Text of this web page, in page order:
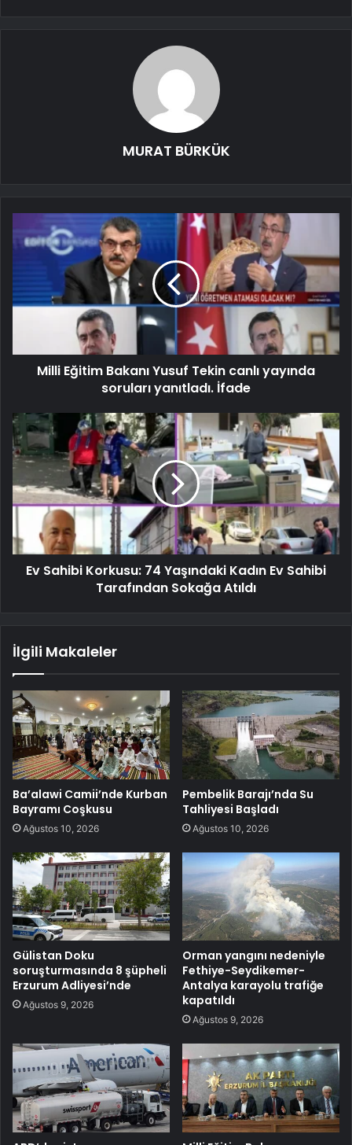
MURAT BÜRKÜK
Milli Eğitim Bakanı Yusuf Tekin canlı yayında
soruları yanıtladı. İfade
Ev Sahibi Korkusu: 74 Yaşındaki Kadın Ev Sahibi
Tarafından Sokağa Atıldı
İlgili Makaleler
Ba’alawi Camii’nde Kurban
Bayramı Coşkusu
Ağustos 10, 2026
Pembelik Barajı’nda Su
Tahliyesi Başladı
Ağustos 10, 2026
Gülistan Doku
soruşturmasında 8 şüpheli
Erzurum Adliyesi’nde
Ağustos 9, 2026
Orman yangını nedeniyle
Fethiye-Seydikemer-
Antalya karayolu trafiğe
kapatıldı
Ağustos 9, 2026